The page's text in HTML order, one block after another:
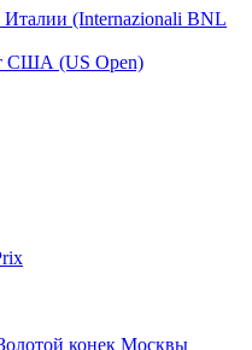
(Internazionali BNL
США (US Open)
конек Москвы